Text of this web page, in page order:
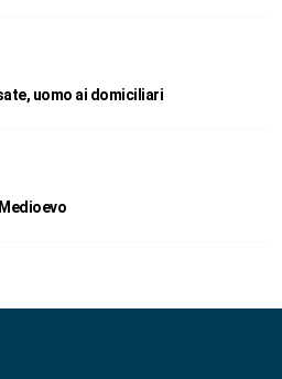
uomo ai domiciliari